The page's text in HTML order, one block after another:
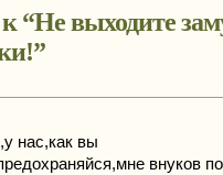
“Не выходите
”
нас,как вы
внуков